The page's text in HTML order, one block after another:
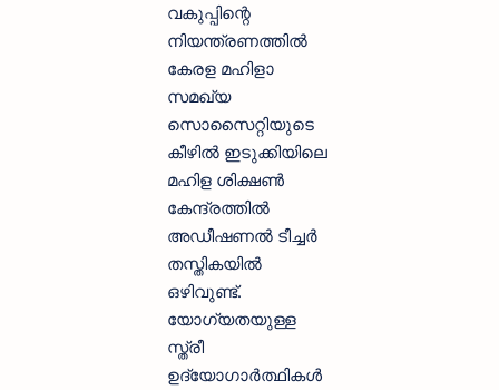
വകുപ്പിന്റെ
നിയന്ത്രണത്തിൽ
കേരള മഹിളാ
സമഖ്യ
സൊസൈറ്റിയുടെ
കീഴിൽ ഇടുക്കിയിലെ
മഹിള ശിക്ഷൺ
കേന്ദ്രത്തിൽ
അഡീഷണൽ ടീച്ചർ
തസ്തികയിൽ
ഒഴിവുണ്ട്.
യോഗ്യതയുള്ള
സ്ത്രീ
ഉദ്യോഗാർത്ഥികൾ